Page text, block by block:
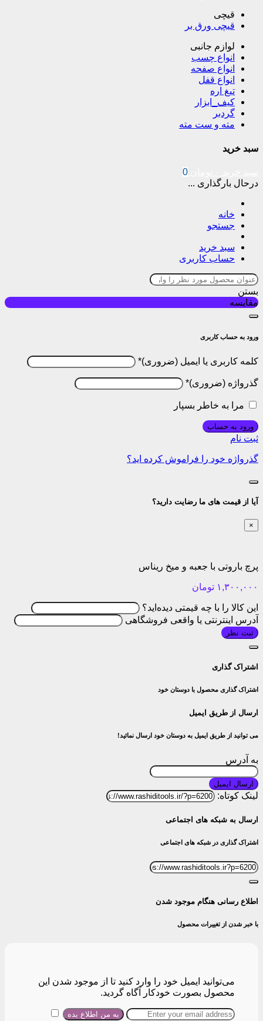
قیچی
قیچی ورق بر
لوازم جانبی
انواع چسب
انواع صفحه
انواع قفل
تیغ اره
کیف_ابزار
گردبر
مته و ست مته
سبد خرید
0
درحال بارگذاری ...
خانه
جستجو
سبد خرید
حساب کاربری
بستن
مقایسه
ورود به حساب کاربری
کلمه کاربری یا ایمیل *
گذرواژه *
مرا به خاطر بسپار
ورود به حساب
ثبت نام
گذرواژه خود را فراموش کرده اید؟
آیا از قیمت های ما رضایت دارید؟
×
پرچ باروتی با جعبه و میخ ریناس
۱,۳۰۰,۰۰۰ تومان
این کالا را با چه قیمتی دیده‌اید؟
آدرس اینترنتی یا واقعی فروشگاهی
ثبت نظر
اشتراک گذاری
اشتراک گذاری محصول با دوستان خود
ارسال از طریق ایمیل
می توانید از طریق ایمیل به دوستان خود ارسال نمائید!
به آدرس
ارسال ایمیل
لینک کوتاه:
ارسال به شبکه های اجتماعی
اشتراک گذاری در شبکه های اجتماعی
اطلاع رسانی هنگام موجود شدن
با خبر شدن از تغییرات محصول
می‌توانید ایمیل خود را وارد کنید تا از موجود شدن این
محصول بصورت خودکار آگاه گردید.